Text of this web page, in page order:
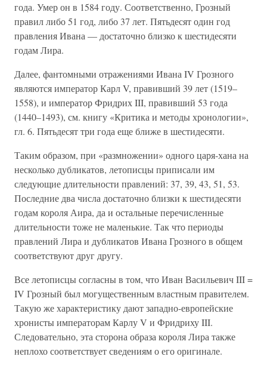
года. Умер он в 1584 году. Соответственно, Грозный
правил либо 51 год, либо 37 лет. Пятьдесят один год
правления Ивана — достаточно близко к шестидесяти
годам Лира.
Далее, фантомными отражениями Ивана IV Грозного
являются император Карл V, правивший 39 лет (1519–
1558), и император Фридрих III, правивший 53 года
(1440–1493), см. книгу «Критика и методы хронологии»,
гл. 6. Пятьдесят три года еще ближе в шестидесяти.
Таким образом, при «размножении» одного царя-хана на
несколько дубликатов, летописцы приписали им
следующие длительности правлений: 37, 39, 43, 51, 53.
Последние два числа достаточно близки к шестидесяти
годам короля Аира, да и остальные перечисленные
длительности тоже не маленькие. Так что периоды
правлений Лира и дубликатов Ивана Грозного в общем
соответствуют друг другу.
Все летописцы согласны в том, что Иван Васильевич III =
IV Грозный был могущественным властным правителем.
Такую же характеристику дают западно-европейские
хронисты императорам Карлу V и Фридриху III.
Следовательно, эта сторона образа короля Лира также
неплохо соответствует сведениям о его оригинале.